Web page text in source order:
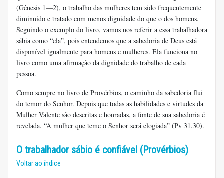
(Gênesis 1—2), o trabalho das mulheres tem sido frequentemente
diminuído e tratado com menos dignidade do que o dos homens.
Seguindo o exemplo do livro, vamos nos referir a essa trabalhadora
sábia como “ela”, pois entendemos que a sabedoria de Deus está
disponível igualmente para homens e mulheres. Ela funciona no
livro como uma afirmação da dignidade do trabalho de cada
pessoa.
Como sempre no livro de Provérbios, o caminho da sabedoria flui
do temor do Senhor. Depois que todas as habilidades e virtudes da
Mulher Valente são descritas e honradas, a fonte de sua sabedoria é
revelada. “A mulher que teme o Senhor será elogiada” (Pv 31.30).
O trabalhador sábio é confiável (Provérbios)
Voltar ao índice